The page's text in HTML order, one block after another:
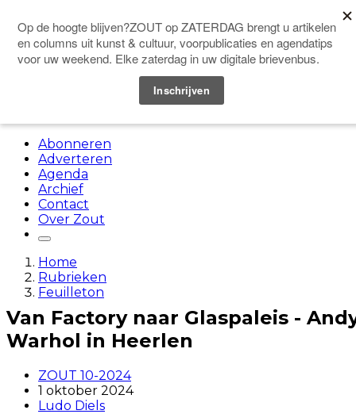
Doneer
Abonneren
Adverteren
Agenda
Archief
Contact
Over Zout
Home
Rubrieken
Feuilleton
Van Factory naar Glaspaleis -
Warhol in Heerlen
ZOUT 10-2024
1 oktober 2024
Ludo Diels